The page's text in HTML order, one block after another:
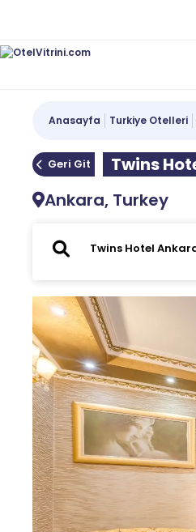
Anasayfa Turkiye Otelleri
Geri Git
Twins
Ankara, Turkey